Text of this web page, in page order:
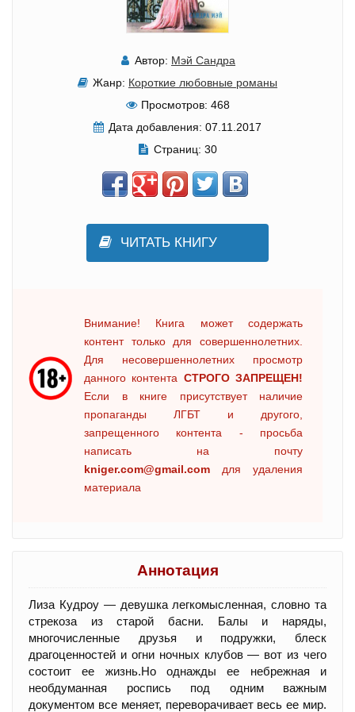
Автор: Мэй Сандра
Жанр: Короткие любовные романы
Просмотров: 468
Дата добавления: 07.11.2017
Страниц: 30
ЧИТАТЬ КНИГУ
Внимание! Книга может содержать
контент только для совершеннолетних.
Для несовершеннолетних просмотр
данного контента СТРОГО ЗАПРЕЩЕН!
Если в книге присутствует наличие
пропаганды ЛГБТ и другого,
запрещенного контента - просьба
написать на почту
kniger.com@gmail.com для удаления
материала
Аннотация
Лиза Кудроу — девушка легкомысленная, словно та
стрекоза из старой басни. Балы и наряды,
многочисленные друзья и подружки, блеск
драгоценностей и огни ночных клубов — вот из чего
состоит ее жизнь.Но однажды ее небрежная и
необдуманная роспись под одним важным
документом все меняет, переворачивает весь ее мир.